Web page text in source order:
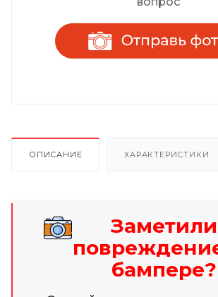
ОПИСАНИЕ ХАРАКТЕРИСТИКИ
Заметили
бампере?